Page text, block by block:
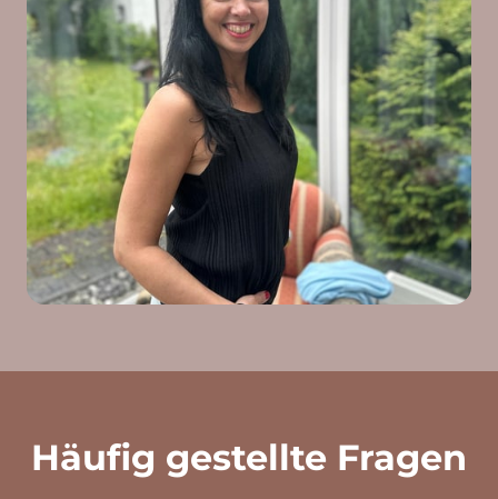
Häufig gestellte Fragen